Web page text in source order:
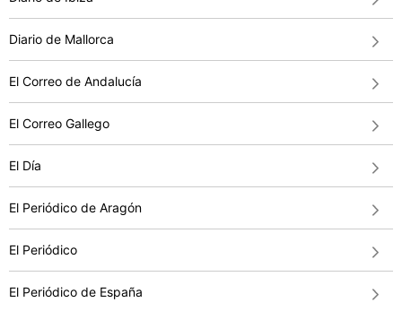
Diario de Mallorca
El Correo de Andalucía
El Correo Gallego
El Día
El Periódico de Aragón
El Periódico
El Periódico de España